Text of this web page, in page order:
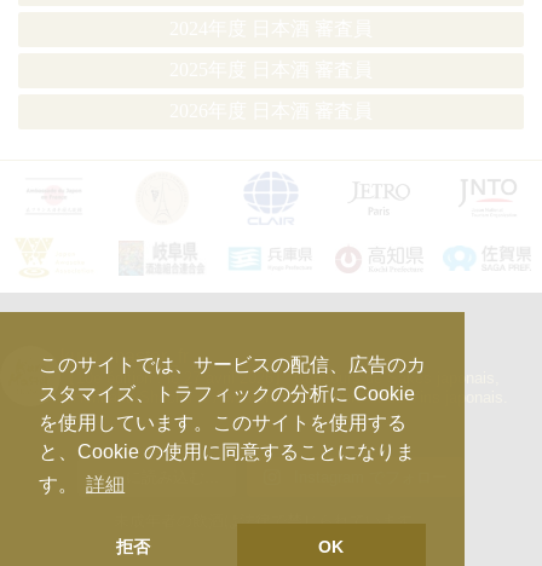
このサイトでは、サービスの配信、広告のカ
スタマイズ、トラフィックの分析に Cookie
を使用しています。このサイトを使用する
と、Cookie の使用に同意することになりま
す。
詳細
拒否 OK
kura_master_fr
【10e édition : le 27 avril 2026】 Concours de Sakés japonais,
d’Honkaku Shochu & Awamori, de Liqueurs et de Vins japonais.
さらに読み込む...
未成年者の飲酒は法律で禁じられています。